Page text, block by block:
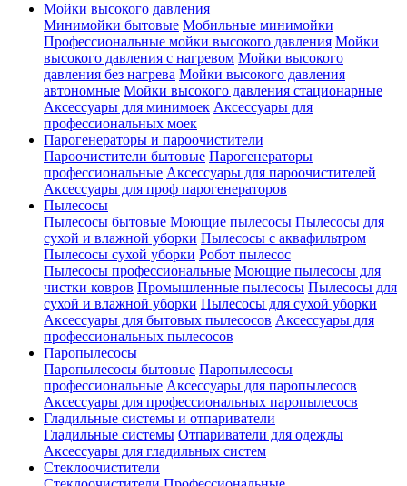
Мойки высокого давления
Минимойки бытовые Мобильные минимойки
Профессиональные мойки высокого давления Мойки
высокого давления с нагревом Мойки высокого
давления без нагрева Мойки высокого давления
автономные Мойки высокого давления стационарные
Аксессуары для минимоек Аксессуары для
профессиональных моек
Парогенераторы и пароочистители
Пароочистители бытовые Парогенераторы
профессиональные Аксессуары для пароочистителей
Аксессуары для проф парогенераторов
Пылесосы
Пылесосы бытовые Моющие пылесосы Пылесосы для
сухой и влажной уборки Пылесосы с аквафильтром
Пылесосы сухой уборки Робот пылесос
Пылесосы профессиональные Моющие пылесосы для
чистки ковров Промышленные пылесосы Пылесосы для
сухой и влажной уборки Пылесосы для сухой уборки
Аксессуары для бытовых пылесосов Аксессуары для
профессиональных пылесосов
Паропылесосы
Паропылесосы бытовые Паропылесосы
профессиональные Аксессуары для паропылесосв
Аксессуары для профессиональных паропылесосв
Гладильные системы и отпариватели
Гладильные системы Отпариватели для одежды
Аксессуары для гладильных систем
Стеклоочистители